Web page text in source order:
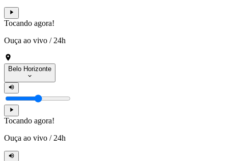
Tocando agora!
Ouça ao vivo / 24h
Belo Horizonte
Tocando agora!
Ouça ao vivo / 24h